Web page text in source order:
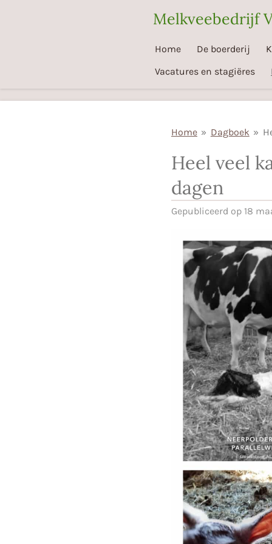
Melkveebedrijf
Home De boerderij
Vacatures en stagiëres
Home » Dagboek »
Heel veel
dagen
Gepubliceerd op 18